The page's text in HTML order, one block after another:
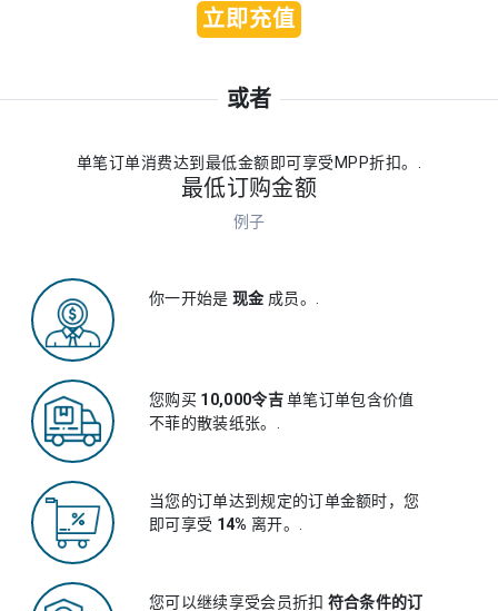
立即充值
或者
单笔订单消费达​​到最低金额即可享受MPP折扣。.
最低订购金额
例子
你一开始是 现金成员。.
您购买 10,000令吉单笔订单包含价值
不菲的散装纸张。.
当您的订单达到规定的订单金额时，您
即可享受 14% 离开。.
您可以继续享受会员折扣 符合条件的订